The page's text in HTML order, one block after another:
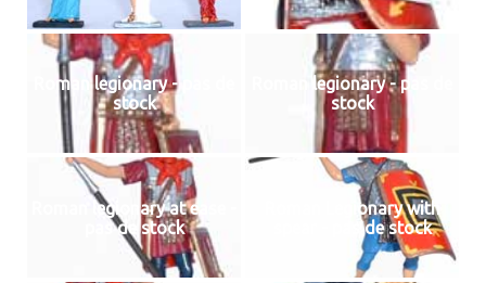
Roman legionary - pas de
stock
Roman legionary - pas de
stock
Roman legionary at ease -
pas de stock
Roman Legionary with
spear - pas de stock